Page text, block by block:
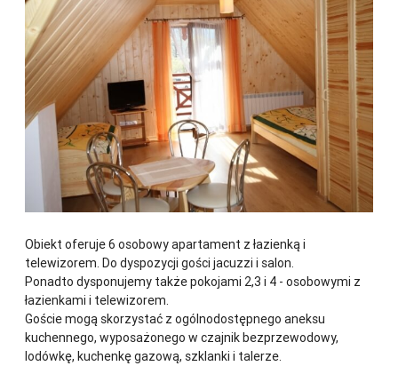
Obiekt oferuje 6 osobowy apartament z łazienką i
telewizorem. Do dyspozycji gości jacuzzi i salon.
Ponadto dysponujemy także pokojami 2,3 i 4 - osobowymi z
łazienkami i telewizorem.
Goście mogą skorzystać z ogólnodostępnego aneksu
kuchennego, wyposażonego w czajnik bezprzewodowy,
lodówkę, kuchenkę gazową, szklanki i talerze.